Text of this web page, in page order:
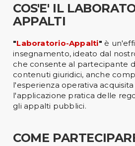
COS'E' IL
APPALTI
"Laboratorio-Appalti" è
insegnamento, ideato dal
che consente al partecipante
contenuti giuridici, anche
l'esperienza operativa
l'applicazione pratica delle
gli appalti pubblici.
COME